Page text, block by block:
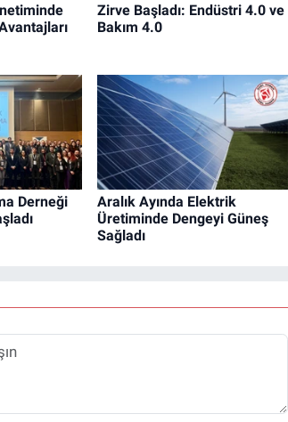
Zirve Başladı: Endüstri 4.0 ve
Bakım 4.0
Derneği
Aralık Ayında Elektrik
Üretiminde Dengeyi Güneş
Sağladı